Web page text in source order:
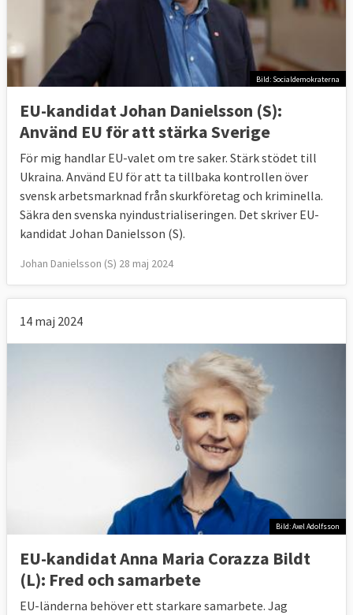
Bild: Socialdemokraterna
EU-kandidat Johan Danielsson (S):
Använd EU för att stärka Sverige
För mig handlar EU-valet om tre saker. Stärk stödet till
Ukraina. Använd EU för att ta tillbaka kontrollen över
svensk arbetsmarknad från skurkföretag och kriminella.
Säkra den svenska nyindustrialiseringen. Det skriver EU-
kandidat Johan Danielsson (S).
Johan Danielsson (S) 28 maj 2024
14 maj 2024
Bild: Axel Adolfsson
EU-kandidat Anna Maria Corazza Bildt
(L): Fred och samarbete
EU-länderna behöver ett starkare samarbete. Jag